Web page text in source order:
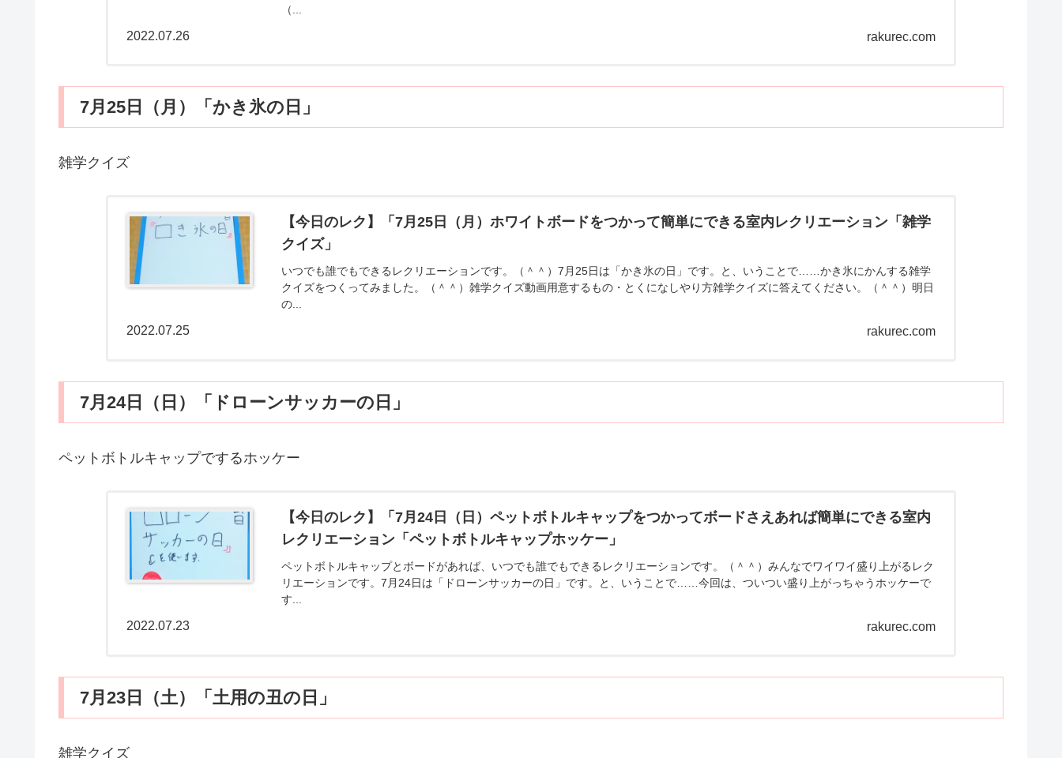
（...
rakurec.com
2022.07.26
7月25日（月）「かき氷の日」
雑学クイズ
【今日のレク】「7月25日（月）ホワイトボードをつかって簡単にできる室内レクリエーション「雑学
クイズ」
いつでも誰でもできるレクリエーションです。（＾＾）7月25日は「かき氷の日」です。と、いうことで……かき氷にかんする雑学
クイズをつくってみました。（＾＾）雑学クイズ動画用意するもの・とくになしやり方雑学クイズに答えてください。（＾＾）明日
の...
rakurec.com
2022.07.25
7月24日（日）「ドローンサッカーの日」
ペットボトルキャップでするホッケー
【今日のレク】「7月24日（日）ペットボトルキャップをつかってボードさえあれば簡単にできる室内
レクリエーション「ペットボトルキャップホッケー」
ペットボトルキャップとボードがあれば、いつでも誰でもできるレクリエーションです。（＾＾）みんなでワイワイ盛り上がるレク
リエーションです。7月24日は「ドローンサッカーの日」です。と、いうことで……今回は、ついつい盛り上がっちゃうホッケーで
す...
rakurec.com
2022.07.23
7月23日（土）「土用の丑の日」
雑学クイズ